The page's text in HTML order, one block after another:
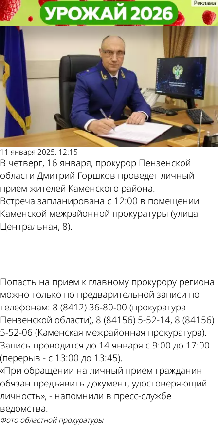
Прокурор области проведет
личный прием в Каменке
Общество
11 января 2025, 12:15
В четверг, 16 января, прокурор Пензенской
области Дмитрий Горшков проведет личный
прием жителей Каменского района.
Встреча запланирована с 12:00 в помещении
Каменской межрайонной прокуратуры (улица
Центральная, 8).
Попасть на прием к главному прокурору региона
можно только по предварительной записи по
телефонам: 8 (8412) 36-80-00 (прокуратура
Пензенской области), 8 (84156) 5-52-14, 8 (84156)
5-52-06 (Каменская межрайонная прокуратура).
Запись проводится до 14 января с 9:00 до 17:00
(перерыв - с 13:00 до 13:45).
«При обращении на личный прием гражданин
обязан предъявить документ, удостоверяющий
личность», - напомнили в пресс-службе
ведомства.
фото областной прокуратуры
Прокурор области проведет
личный прием в Каменке
Общество
Другие новости по
теме
Погода и курсы
валют в Пензе